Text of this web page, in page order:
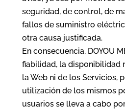
seguridad, de control, de
fallos de suministro
otra causa justificada.
En consecuencia, DOYOU
fiabilidad, la disponibilidad
la Web ni de los Servicios,
utilización de los mismos
usuarios se lleva a cabo